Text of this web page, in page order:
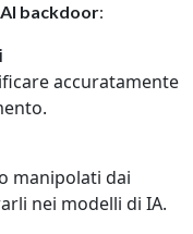
AI backdoor:
accuratamente
manipolati dai
nei modelli di IA.